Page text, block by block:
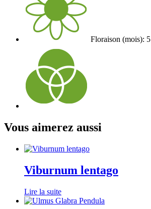
Floraison (mois): 5
Vous aimerez aussi
Viburnum lentago
Lire la suite